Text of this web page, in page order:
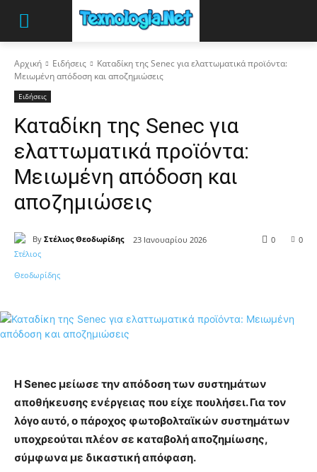
Αρχική Ειδήσεις
Καταδίκη της Senec για ελαττωματικά προϊόντα:
Μειωμένη απόδοση και αποζημιώσεις
Ειδήσεις
Καταδίκη της Senec για
ελαττωματικά προϊόντα:
Μειωμένη απόδοση και
αποζημιώσεις
By Στέλιος Θεοδωρίδης 23 Ιανουαρίου 2026 0
0
Η Senec μείωσε την απόδοση των συστημάτων
αποθήκευσης ενέργειας που είχε πουλήσει. Για τον
λόγο αυτό, ο πάροχος φωτοβολταϊκών συστημάτων
υποχρεούται πλέον σε καταβολή αποζημίωσης,
σύμφωνα με δικαστική απόφαση.